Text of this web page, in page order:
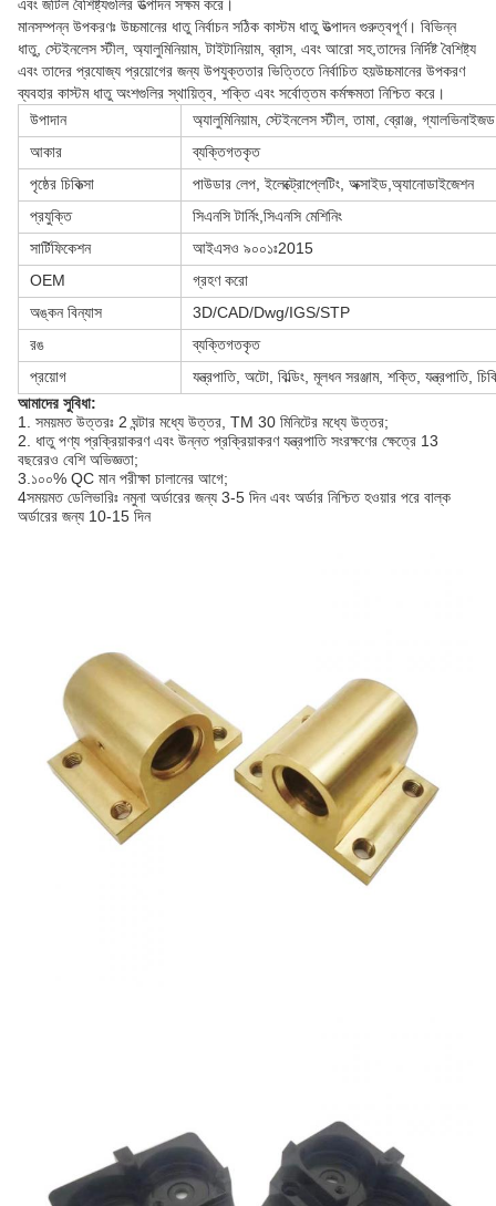
এবং জটিল বৈশিষ্ট্যগুলির উত্পাদন সক্ষম করে।
মানসম্পন্ন উপকরণঃ উচ্চমানের ধাতু নির্বাচন সঠিক কাস্টম ধাতু উত্পাদন গুরুত্বপূর্ণ। বিভিন্ন
ধাতু, স্টেইনলেস স্টীল, অ্যালুমিনিয়াম, টাইটানিয়াম, ব্রাস, এবং আরো সহ,তাদের নির্দিষ্ট বৈশিষ্ট্য
এবং তাদের প্রযোজ্য প্রয়োগের জন্য উপযুক্ততার ভিত্তিতে নির্বাচিত হয়উচ্চমানের উপকরণ
ব্যবহার কাস্টম ধাতু অংশগুলির স্থায়িত্ব, শক্তি এবং সর্বোত্তম কর্মক্ষমতা নিশ্চিত করে।
উপাদান
অ্যালুমিনিয়াম, স্টেইনলেস স্টীল, তামা, ব্রোঞ্জ,
আকার
ব্যক্তিগতকৃত
পৃষ্ঠের চিকিত্সা
পাউডার লেপ, ইলেক্ট্রোপ্লেটিং, অক্সাইড,অ্যানোডাইজেশন
প্রযুক্তি
সিএনসি টার্নিং,সিএনসি মেশিনিং
সার্টিফিকেশন
আইএসও ৯০০১ঃ2015
OEM
গ্রহণ করো
অঙ্কন বিন্যাস
3D/CAD/Dwg/IGS/STP
রঙ
ব্যক্তিগতকৃত
প্রয়োগ
যন্ত্রপাতি, অটো, বিল্ডিং, মূলধন সরঞ্জাম, শক্তি, যন্ত্রপাতি,
আমাদের সুবিধা:
1. সময়মত উত্তরঃ 2 ঘন্টার মধ্যে উত্তর, TM 30 মিনিটের মধ্যে উত্তর;
2. ধাতু পণ্য প্রক্রিয়াকরণ এবং উন্নত প্রক্রিয়াকরণ যন্ত্রপাতি সংরক্ষণের ক্ষেত্রে 13
বছরেরও বেশি অভিজ্ঞতা;
3.১০০% QC মান পরীক্ষা চালানের আগে;
4সময়মত ডেলিভারিঃ নমুনা অর্ডারের জন্য 3-5 দিন এবং অর্ডার নিশ্চিত হওয়ার পরে বাল্ক
অর্ডারের জন্য 10-15 দিন